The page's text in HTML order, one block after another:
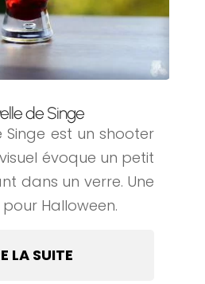
de Singe
Singe est un shooter
évoque un petit
dans un verre. Une
Halloween.
LA SUITE